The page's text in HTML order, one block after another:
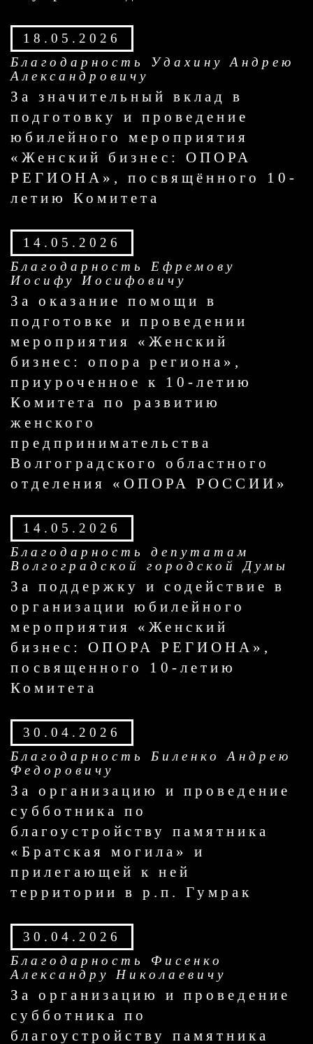
18.05.2026
Благодарность Удахину Андрею
Александровичу
За значительный вклад в
подготовку и проведение
юбилейного мероприятия
«Женский бизнес: ОПОРА
РЕГИОНА», посвящённого 10-
летию Комитета
14.05.2026
Благодарность Ефремову
Иосифу Иосифовичу
За оказание помощи в
подготовке и проведении
мероприятия «Женский
бизнес: опора региона»,
приуроченное к 10-летию
Комитета по развитию
женского
предпринимательства
Волгоградского областного
отделения «ОПОРА РОССИИ»
14.05.2026
Благодарность депутатам
Волгоградской городской Думы
За поддержку и содействие в
организации юбилейного
мероприятия «Женский
бизнес: ОПОРА РЕГИОНА»,
посвященного 10-летию
Комитета
30.04.2026
Благодарность Биленко Андрею
Федоровичу
За организацию и проведение
субботника по
благоустройству памятника
«Братская могила» и
прилегающей к ней
территории в р.п. Гумрак
30.04.2026
Благодарность Фисенко
Александру Николаевичу
За организацию и проведение
субботника по
благоустройству памятника